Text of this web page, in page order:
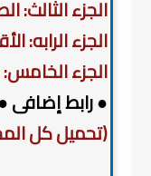
الجزء الثالث:
الجزء الرابه:
الجزء
● رابط إضافى
(تحميل كل